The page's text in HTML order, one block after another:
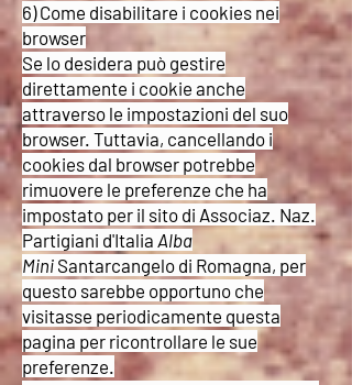
6) Come disabilitare i cookies nei
browser
Se lo desidera può gestire
direttamente i cookie anche
attraverso le impostazioni del suo
browser. Tuttavia, cancellando i
cookies dal browser potrebbe
rimuovere le preferenze che ha
impostato per il sito di Associaz. Naz.
Partigiani d'Italia Alba
Mini Santarcangelo di Romagna, per
questo sarebbe opportuno che
visitasse periodicamente questa
pagina per ricontrollare le sue
preferenze.